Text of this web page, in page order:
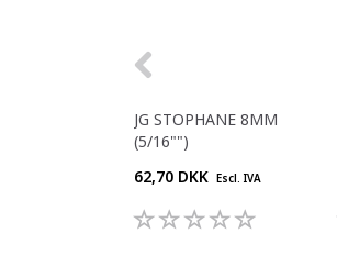
JG STOPHANE 8MM
(5/16"")
62,70 DKK
Escl. IVA